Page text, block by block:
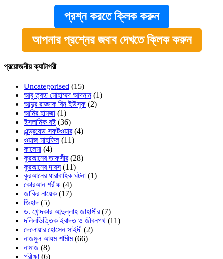
প্রশ্ন করতে ক্লিক করুন
আপনার প্রশ্নের জবাব দেখতে ক্লিক করুন
প্রয়োজনীয় ক্যাটাগরী
Uncategorised (15)
আবু ত্বহা মোহাম্মদ আদনান(1)
আব্দুর রাজ্জাক বিন ইউসুফ (2)
আমির হামজা (1)
ইসলামিক বই (36)
এন্ড্রয়েড সফটওয়ার(4)
ওয়াজ মাহফিল(11)
কালেমা (4)
কুরআনের তাফসীর(28)
কুরআনের দারস(11)
কুরআনের ধারাবাহিক ঘটনা (1)
কোরআন শরীফ (4)
জাকির নায়েক (17)
জিহাদ (5)
ড. খোন্দকার আব্দুল্লাহ জাহাঙ্গীর(7)
দলিলভিত্তিক ইবাদত ও জীবনপথ (11)
দেলোয়ার হোসেন সাইদী (2)
নাজমুল আযম শামীম(66)
নামাজ (8)
পরীক্ষা (6)